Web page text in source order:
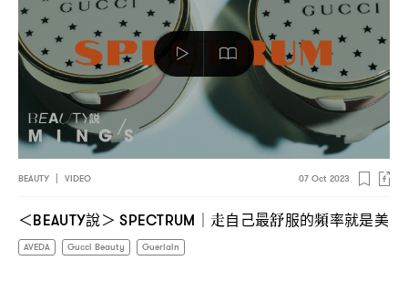
BEAUTY VIDEO 07 Oct 2023
＜BEAUTY說＞ SPECTRUM｜ 走自己最舒服的頻率就是美
AVEDA Gucci Beauty Guerlain